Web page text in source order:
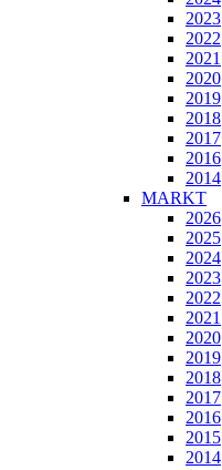
2023
2022
2021
2020
2019
2018
2017
2016
2014
MARKT
2026
2025
2024
2023
2022
2021
2020
2019
2018
2017
2016
2015
2014